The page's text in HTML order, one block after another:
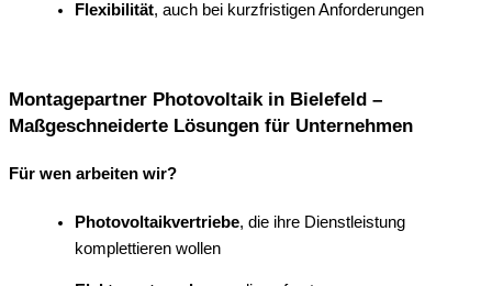
Flexibilität, auch bei kurzfristigen Anforderungen
Montagepartner Photovoltaik in Bielefeld –
Maßgeschneiderte Lösungen für Unternehmen
Für wen arbeiten wir?
Photovoltaikvertriebe, die ihre Dienstleistung
komplettieren wollen